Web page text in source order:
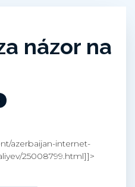
názor na
azerbaijan-internet-
25008799.html]]>